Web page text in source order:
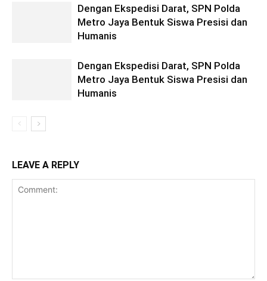
Dengan Ekspedisi Darat, SPN Polda
Metro Jaya Bentuk Siswa Presisi dan
Humanis
Dengan Ekspedisi Darat, SPN Polda
Metro Jaya Bentuk Siswa Presisi dan
Humanis
LEAVE A REPLY